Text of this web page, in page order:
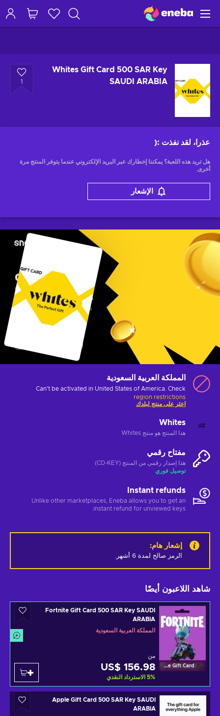
Whites Gift Card 500 SAR Key
SAUDI ARABIA
1
عذرا، لقد نفذت :(
هل تريد هذه اللعبة؟ يمكننا إخطارك عبر البريد الإلكتروني عندما يتوفر المنتج مرة
أخرى.
الإشعار
المملكة العربية السعودية
Can't be activated in United States of America. Check
region restrictions
اعثر على منتج لبلدك
Whites
هذا المنتج هو منتج Whites
مفتاح رقمي
هذا إصدار رقمي من المنتج (CD-KEY)
توصيل فوري
Instant refunds
Unlike other marketplaces, Eneba allows you to get an
instant refund for unviewed keys.
إشعار هام:
الرمز صالح لمدة 6 أشهر.
شاهد اللاعبون أيضًا
Fortnite Gift Card
Fortnite Gift Card 500 SAR Key SAUDI
ARABIA
المملكة العربية السعودية
من
US$ 156.98
5% الاسترداد النقدي
Apple Gift Card 500 SAR Key SAUDI
ARABIA